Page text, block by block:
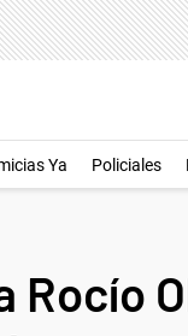
Ya Policiales
Rocío